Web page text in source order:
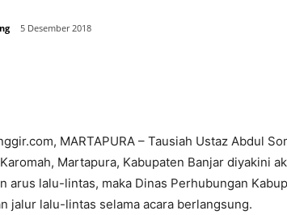
5 Desember 2018
MARTAPURA – Tausiah Ustaz Abdul
Martapura, Kabupaten Banjar diyakini
arus lalu-lintas, maka Dinas Perhubungan
jalur lalu-lintas selama acara berlangsung.